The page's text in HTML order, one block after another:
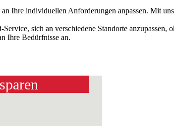
Ihre individuellen Anforderungen anpassen. Mit
sich an verschiedene Standorte anzupassen,
Ihre Bedürfnisse an.